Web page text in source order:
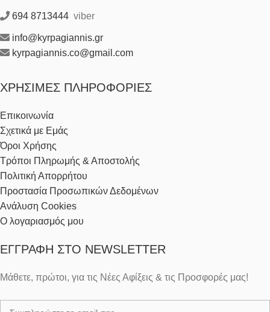
694 8713444 viber
info@kyrpagiannis.gr
kyrpagiannis.co@gmail.com
ΧΡΉΣΙΜΕΣ ΠΛΗΡΟΦΟΡΊΕΣ
Επικοινωνία
Σχετικά με Εμάς
Όροι Χρήσης
Τρόποι Πληρωμής & Αποστολής
Πολιτική Απορρήτου
Προστασία Προσωπικών Δεδομένων
Ανάλυση Cookies
Ο λογαριασμός μου
ΕΓΓΡΑΦΉ ΣΤΟ NEWSLETTER
Μάθετε, πρώτοι, για τις Νέες Αφίξεις & τις Προσφορές μας!